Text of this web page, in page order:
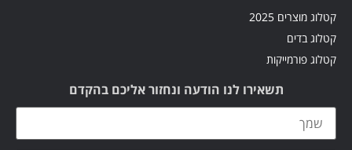
קטלוג מוצרים 2025
קטלוג בדים
קטלוג פורמייקות
תשאירו לנו הודעה ונחזור אליכם בהקדם